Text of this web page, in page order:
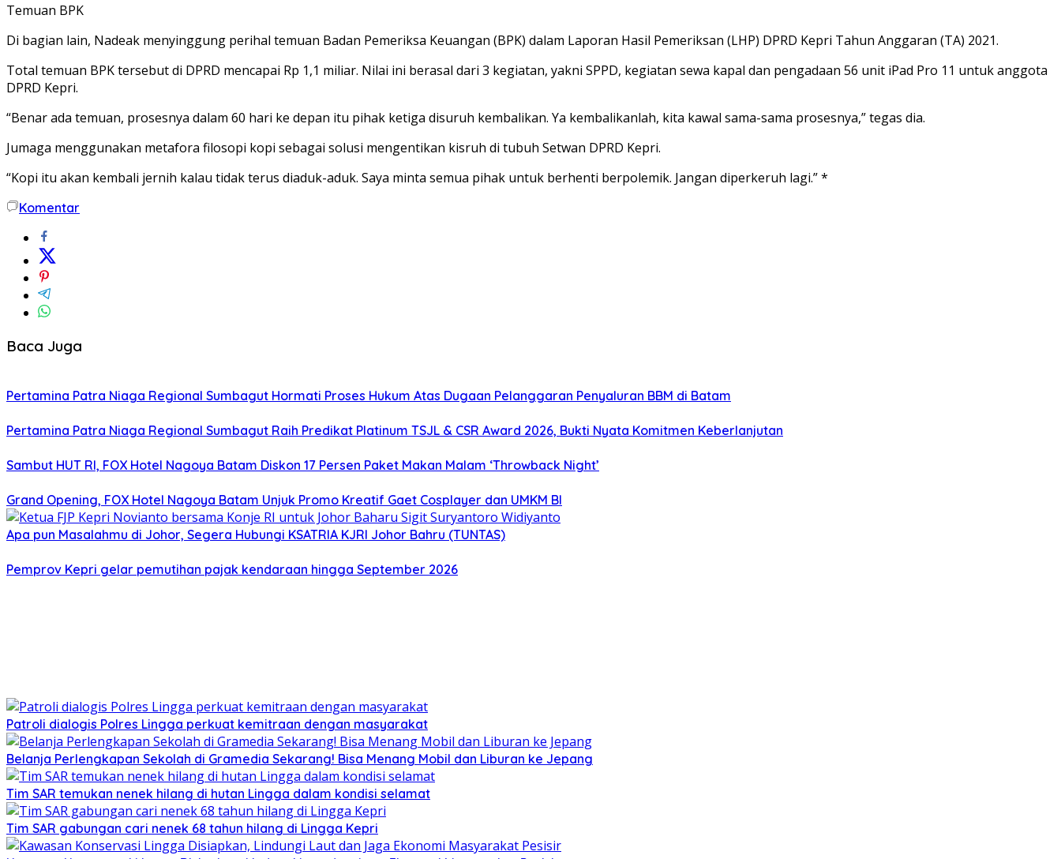
Temuan BPK
Di bagian lain, Nadeak menyinggung perihal temuan Badan Pemeriksa Keuangan (BPK) dalam Laporan Hasil Pemeriksan (LHP) DPRD Kepri Tahun Anggaran (TA) 2021.
Total temuan BPK tersebut di DPRD mencapai Rp 1,1 miliar. Nilai ini berasal dari 3 kegiatan, yakni SPPD, kegiatan sewa kapal dan pengadaan 56 unit iPad Pro 11 untuk anggota
DPRD Kepri.
“Benar ada temuan, prosesnya dalam 60 hari ke depan itu pihak ketiga disuruh kembalikan. Ya kembalikanlah, kita kawal sama-sama prosesnya,” tegas dia.
Jumaga menggunakan metafora filosopi kopi sebagai solusi mengentikan kisruh di tubuh Setwan DPRD Kepri.
“Kopi itu akan kembali jernih kalau tidak terus diaduk-aduk. Saya minta semua pihak untuk berhenti berpolemik. Jangan diperkeruh lagi.” *
Komentar
Baca Juga
Pertamina Patra Niaga Regional Sumbagut Hormati Proses Hukum Atas Dugaan Pelanggaran Penyaluran BBM di Batam
Pertamina Patra Niaga Regional Sumbagut Raih Predikat Platinum TSJL & CSR Award 2026, Bukti Nyata Komitmen Keberlanjutan
Sambut HUT RI, FOX Hotel Nagoya Batam Diskon 17 Persen Paket Makan Malam ‘Throwback Night’
Grand Opening, FOX Hotel Nagoya Batam Unjuk Promo Kreatif Gaet Cosplayer dan UMKM BI
Apa pun Masalahmu di Johor, Segera Hubungi KSATRIA KJRI Johor Bahru (TUNTAS)
Pemprov Kepri gelar pemutihan pajak kendaraan hingga September 2026
Patroli dialogis Polres Lingga perkuat kemitraan dengan masyarakat
Belanja Perlengkapan Sekolah di Gramedia Sekarang! Bisa Menang Mobil dan Liburan ke Jepang
Tim SAR temukan nenek hilang di hutan Lingga dalam kondisi selamat
Tim SAR gabungan cari nenek 68 tahun hilang di Lingga Kepri